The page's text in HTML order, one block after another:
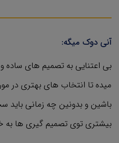
آنی دوک میگه:
بی اعتنایی به تصمیم های ساده
میده تا انتخاب های بهتری در
باشین و بدونین چه زمانی
بیشتری توی تصمیم گیری ها به